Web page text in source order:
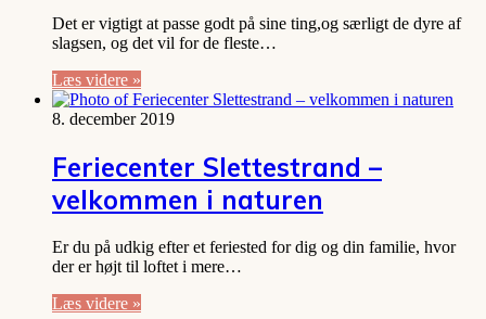
Det er vigtigt at passe godt på sine ting,og særligt de dyre af
slagsen, og det vil for de fleste…
Læs videre »
8. december 2019
Feriecenter Slettestrand –
velkommen i naturen
Er du på udkig efter et feriested for dig og din familie, hvor
der er højt til loftet i mere…
Læs videre »